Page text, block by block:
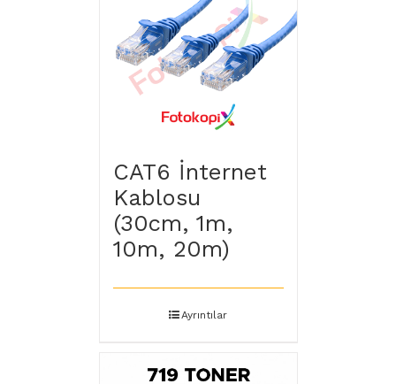
CAT6 İnternet
Kablosu
(30cm, 1m,
10m, 20m)
Ayrıntılar